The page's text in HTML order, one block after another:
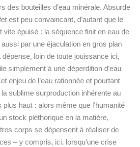
des bouteilles d’eau minérale. Absurde
est peu convaincant, d’autant que le
vite épuisé : la séquence finit en eau de
aussi par une éjaculation en gros plan
loin de toute jouissance ici,
simplement à une déperdition d’eau
enjeu de l’eau rationnée et pourtant
sublime surproduction inhérente au
plus haut : alors même que l’humanité
stock pléthorique en la matière,
corps se dépensent à réaliser de
– y compris, ici, lorsqu’une crise